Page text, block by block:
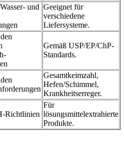
und Geeignet für
verschiedene
Liefersysteme.
Gemäß USP/EP/ChP-
Standards.
Gesamtkeimzahl,
Hefen/Schimmel,
Krankheitserreger.
Richtlinien
Für
lösungsmittelextrahierte
Produkte.